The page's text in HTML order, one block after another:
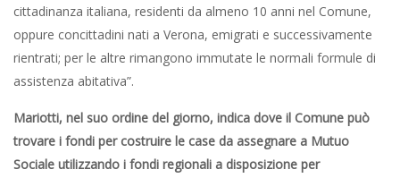
cittadinanza italiana, residenti da almeno 10 anni nel Comune,
oppure concittadini nati a Verona, emigrati e successivamente
rientrati; per le altre rimangono immutate le normali formule di
assistenza abitativa”.
Mariotti, nel suo ordine del giorno, indica dove il Comune può
trovare i fondi per costruire le case da assegnare a Mutuo
Sociale utilizzando i fondi regionali a disposizione per